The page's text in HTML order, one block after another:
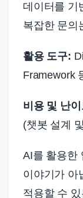
데이터를 기
복잡한 문의
활용 도구:
Framework
비용 및 난
(챗봇 설계
AI를 활용한
이야기가 아
적용할 수